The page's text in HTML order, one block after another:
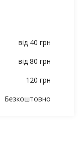
від 40 грн
від 80 грн
120 грн
Безкоштовно